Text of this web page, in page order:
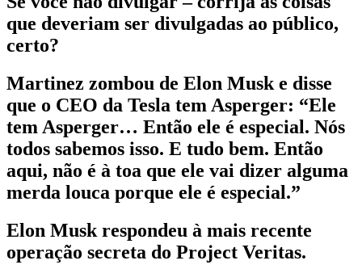
que deveriam ser divulgadas ao público,
certo?
Martinez zombou de Elon Musk e disse
que o CEO da Tesla tem Asperger: “Ele
tem Asperger… Então ele é especial. Nós
todos sabemos isso. E tudo bem. Então
aqui, não é à toa que ele vai dizer alguma
merda louca porque ele é especial.”
Elon Musk respondeu à mais recente
operação secreta do Project Veritas.